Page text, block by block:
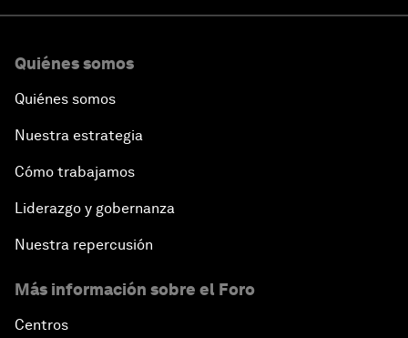
Quiénes somos
Quiénes somos
Nuestra estrategia
Cómo trabajamos
Liderazgo y gobernanza
Nuestra repercusión
Más información sobre el Foro
Centros